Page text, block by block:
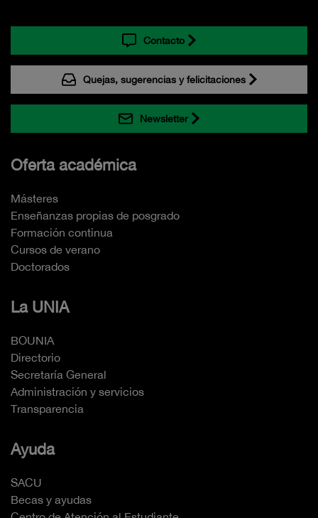
Contacto
Quejas, sugerencias y felicitaciones
Newsletter
Oferta académica
Másteres
Enseñanzas propias de posgrado
Formación continua
Cursos de verano
Doctorados
La UNIA
BOUNIA
Directorio
Secretaría General
Administración y servicios
Transparencia
Ayuda
SACU
Becas y ayudas